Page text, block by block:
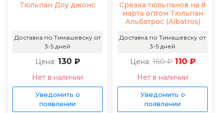
Тюльпан Доу джонс
Доставка по Тимашевску от
3-5 дней
Цена: 130 ₽
Нет в наличии
Уведомить о
появлении
Срезка тюльпанов на 8
марта оптом Тюльпан
Альбатрос (Albatros)
Доставка по Тимашевску от
3-5 дней
Цена: 160 ₽ 110 ₽
Нет в наличии
Уведомить о
появлении